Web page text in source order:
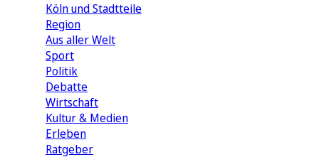
Köln und Stadtteile
Region
Aus aller Welt
Sport
Politik
Debatte
Wirtschaft
Kultur & Medien
Erleben
Ratgeber